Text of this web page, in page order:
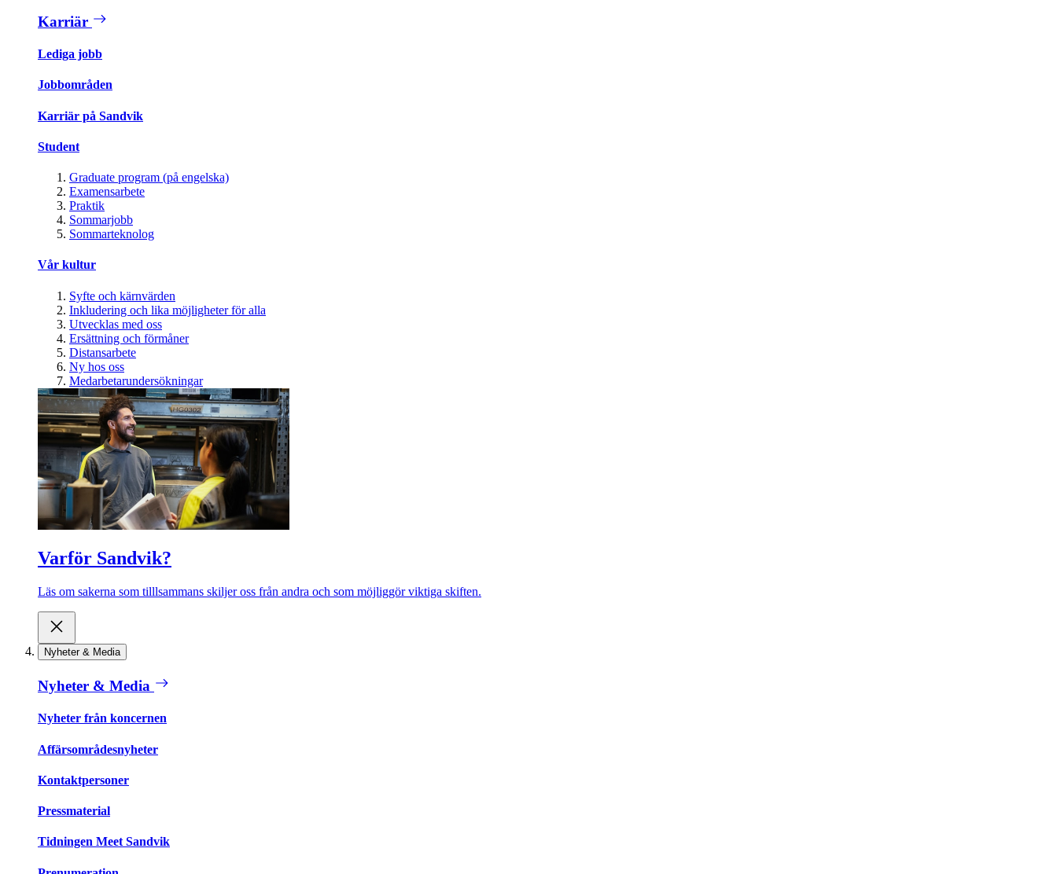
Karriär
Lediga jobb
Jobbområden
Karriär på Sandvik
Student
Graduate program (på engelska)
Examensarbete
Praktik
Sommarjobb
Sommarteknolog
Vår kultur
Syfte och kärnvärden
Inkludering och lika möjligheter för alla
Utvecklas med oss
Ersättning och förmåner
Distansarbete
Ny hos oss
Medarbetarundersökningar
Varför Sandvik?
Läs om sakerna som tilllsammans skiljer oss från andra och som möjliggör viktiga skiften.
Nyheter & Media
Nyheter & Media
Nyheter från koncernen
Affärsområdesnyheter
Kontaktpersoner
Pressmaterial
Tidningen Meet Sandvik